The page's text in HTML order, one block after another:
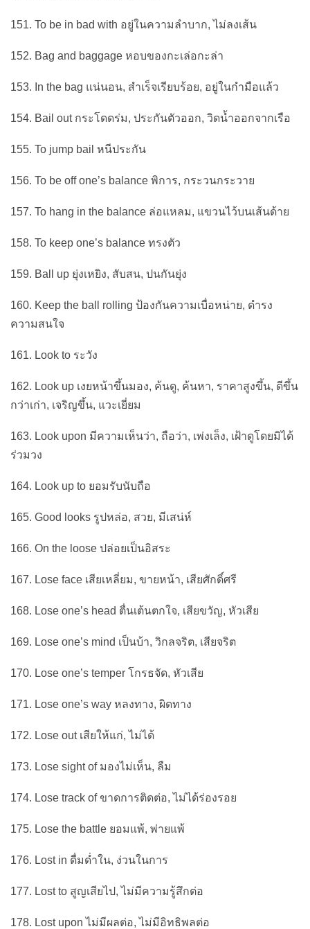
151. To be in bad with อยู่ในความลำบาก, ไม่ลงเส้น
152. Bag and baggage หอบของกะเล่อกะล่า
153. In the bag แน่นอน, สำเร็จเรียบร้อย, อยู่ในกำมือแล้ว
154. Bail out กระโดดร่ม, ประกันตัวออก, วิดน้ำออกจากเรือ
155. To jump bail หนีประกัน
156. To be off one’s balance พิการ, กระวนกระวาย
157. To hang in the balance ล่อแหลม, แขวนไว้บนเส้นด้าย
158. To keep one’s balance ทรงตัว
159. Ball up ยุ่งเหยิง, สับสน, ปนกันยุ่ง
160. Keep the ball rolling ป้องกันความเบื่อหน่าย, ดำรง
ความสนใจ
161. Look to ระวัง
162. Look up เงยหน้าขึ้นมอง, ค้นดู, ค้นหา, ราคาสูงขึ้น, ดีขึ้น
กว่าเก่า, เจริญขึ้น, แวะเยี่ยม
163. Look upon มีความเห็นว่า, ถือว่า, เพ่งเล็ง, เฝ้าดูโดยมิได้
ร่วมวง
164. Look up to ยอมรับนับถือ
165. Good looks รูปหล่อ, สวย, มีเสน่ห์
166. On the loose ปล่อยเป็นอิสระ
167. Lose face เสียเหลี่ยม, ขายหน้า, เสียศักดิ์ศรี
168. Lose one’s head ตื่นเต้นตกใจ, เสียขวัญ, หัวเสีย
169. Lose one’s mind เป็นบ้า, วิกลจริต, เสียจริต
170. Lose one’s temper โกรธจัด, หัวเสีย
171. Lose one’s way หลงทาง, ผิดทาง
172. Lose out เสียให้แก่, ไม่ได้
173. Lose sight of มองไม่เห็น, ลืม
174. Lose track of ขาดการติดต่อ, ไม่ได้ร่องรอย
175. Lose the battle ยอมแพ้, พ่ายแพ้
176. Lost in ดื่มด่ำใน, ง่วนในการ
177. Lost to สูญเสียไป, ไม่มีความรู้สึกต่อ
178. Lost upon ไม่มีผลต่อ, ไม่มีอิทธิพลต่อ